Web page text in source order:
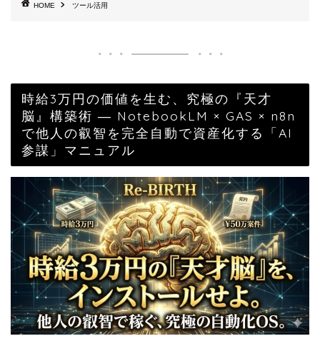
HOME ツール活用
時給3万円の価値を生む、究極の『天才
脳』構築術 ― NotebookLM × GAS × n8n
で他人の叡智を完全自動で資産化する「AI
参謀」マニュアル